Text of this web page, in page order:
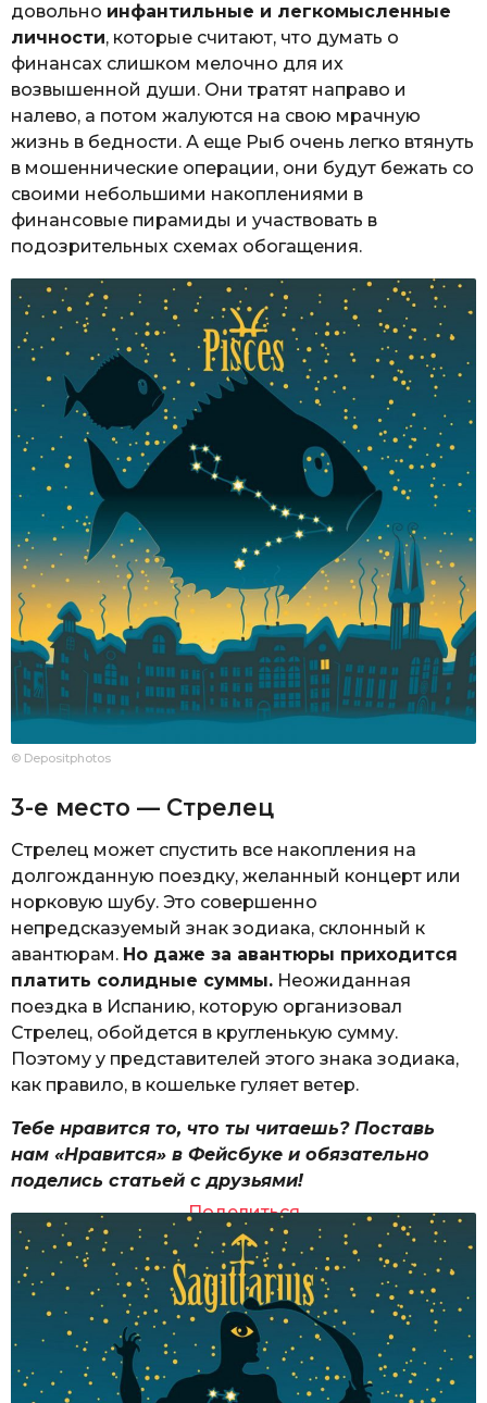
довольно инфантильные и легкомысленные
личности, которые считают, что думать о
финансах слишком мелочно для их
возвышенной души. Они тратят направо и
налево, а потом жалуются на свою мрачную
жизнь в бедности. А еще Рыб очень легко втянуть
в мошеннические операции, они будут бежать со
своими небольшими накоплениями в
финансовые пирамиды и участвовать в
подозрительных схемах обогащения.
© Depositphotos
3-е место — Стрелец
Стрелец может спустить все накопления на
долгожданную поездку, желанный концерт или
норковую шубу. Это совершенно
непредсказуемый знак зодиака, склонный к
авантюрам. Но даже за авантюры приходится
платить солидные суммы. Неожиданная
поездка в Испанию, которую организовал
Стрелец, обойдется в кругленькую сумму.
Поэтому у представителей этого знака зодиака,
как правило, в кошельке гуляет ветер.
Тебе нравится то, что ты читаешь? Поставь
нам «Нравится» в Фейсбуке и обязательно
поделись статьей с друзьями!
Поделиться